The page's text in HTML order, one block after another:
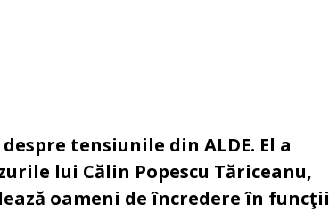
tensiunile din ALDE. El a
lui Călin Popescu Tăriceanu,
oameni de încredere în funcţii